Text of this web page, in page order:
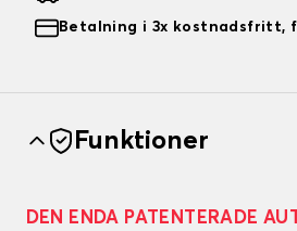
Betalning i 3x kostnadsfritt,
Funktioner
DEN ENDA PATENTERADE